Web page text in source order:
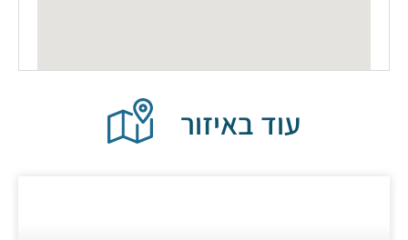
עוד באיזור